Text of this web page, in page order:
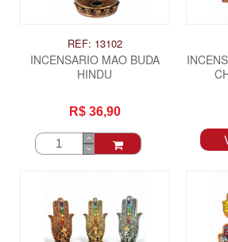
REF: 13102
INCENSARIO MAO BUDA
HINDU
R$ 36,90